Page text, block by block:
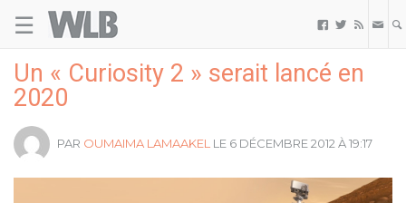
☰   
Un « Curiosity 2 » serait lancé en
2020
PAR OUMAIMA LAMAAKEL LE 6 DÉCEMBRE 2012 À 19:17